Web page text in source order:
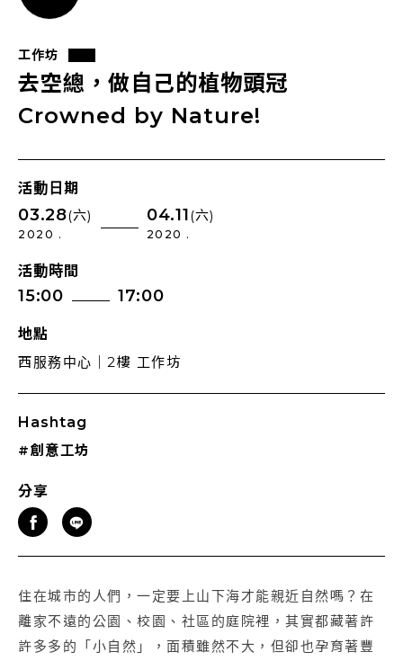
工作坊
去空總，做自己的植物頭冠
Crowned by Nature!
活動日期
03.28(六)
2020 .
04.11(六)
2020 .
活動時間
15:00 17:00
地點
西服務中心｜2樓 工作坊
Hashtag
#創意工坊
分享
住在城市的人們，一定要上山下海才能親近自然嗎？在
離家不遠的公園、校園、社區的庭院裡，其實都藏著許
許多多的「小自然」，面積雖然不大，但卻也孕育著豐